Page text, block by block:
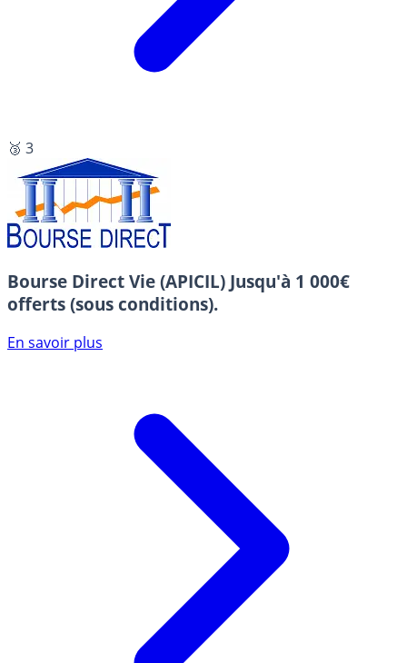
🥉 3
Bourse Direct Vie (APICIL) Jusqu'à 1 000€
offerts (sous conditions).
En savoir plus